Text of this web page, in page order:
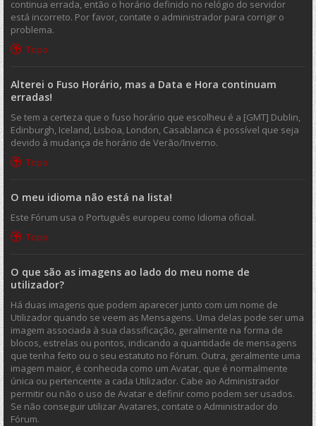
continua errada, então o horário definido no relógio do servidor
está incorreto. Por favor, contate o administrador para corrigir o
problema.
Topo
Alterei o Fuso Horário, mas a Data e Hora continuam
erradas!
Se tem a certeza que o fuso horário que escolheu é a [GMT] Dublin,
Edinburgh, Iceland, Lisboa, London, Casablanca é possível que seja
devido à mudança de horário de Verão/Inverno.
Topo
O meu idioma não está na lista!
Este Fórum usa o Português europeu como Idioma oficial.
Topo
O que são as imagens ao lado do meu nome de
utilizador?
Há duas imagens que podem aparecer junto com um nome de
Utilizador quando se veem as Mensagens. Uma delas pode ser uma
imagem associada à sua classificação, geralmente na forma de
blocos, estrelas ou pontos, indicando a quantidade de mensagens
que tenha feito ou o seu estatuto no Fórum. Outra, geralmente uma
imagem maior, é conhecida como um Avatar, que é normalmente
única ou pertencente a cada Utilizador. Cabe ao Administrador
permitir ou não o uso de Avatar e definir como podem ser usados.
Se não conseguir utilizar Avatares, contate o Administrador do
Fórum.